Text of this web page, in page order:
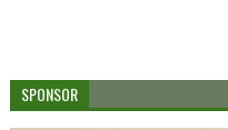
SPONSOR